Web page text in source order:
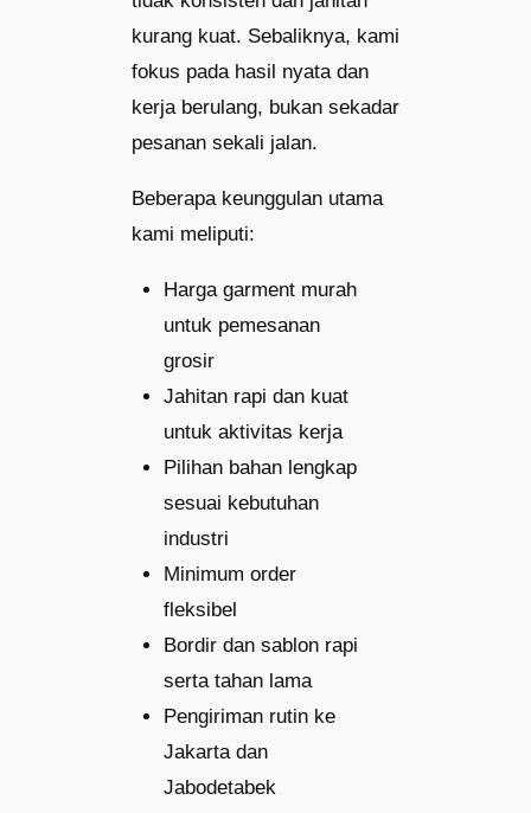
kurang kuat. Sebaliknya, kami
fokus pada hasil nyata dan
kerja berulang, bukan sekadar
pesanan sekali jalan.
Beberapa keunggulan utama
kami meliputi:
Harga garment murah
untuk pemesanan
grosir
Jahitan rapi dan kuat
untuk aktivitas kerja
Pilihan bahan lengkap
sesuai kebutuhan
industri
Minimum order
fleksibel
Bordir dan sablon rapi
serta tahan lama
Pengiriman rutin ke
Jakarta dan
Jabodetabek